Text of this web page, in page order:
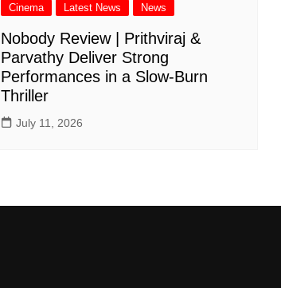
Cinema Latest News News
Nobody Review | Prithviraj &
Parvathy Deliver Strong
Performances in a Slow-Burn
Thriller
July 11, 2026